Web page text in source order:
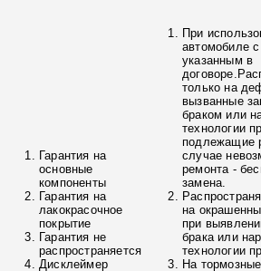
Гарантия на
основные
компоненты
Гарантия на
лакокрасочное
покрытие
Гарантия не
распространяется
Дисклеймер
При
автомобиле
указанным в
только на
вызванные
браком или
технологии
подлежащие
случае
ремонта -
замена.
на
при
брака или
технологии
На